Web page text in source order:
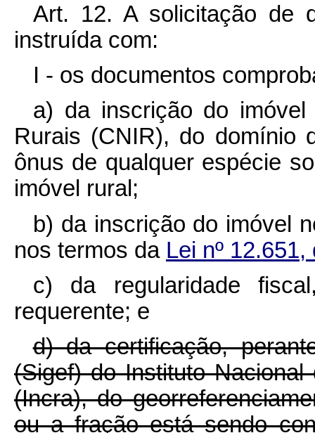
Art. 12. A solicitação de
instruída com:
I - os documentos
a) da inscrição do
Rurais (CNIR), do domínio
ônus de qualquer espécie
imóvel rural;
b) da inscrição do imóvel
nos termos da Lei nº
c) da regularidade
requerente; e
d) da certificação,
(Sigef) do Instituto
(Incra), do
ou a fração está sendo